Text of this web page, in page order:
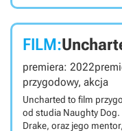
FILM:
premiera: 2022
przygodowy, akcja
Uncharted to film
od studia Naughty Dog.
Drake, oraz jego